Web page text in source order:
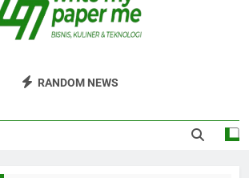
Bisnis, Kuliner, Teknologi
RANDOM NEWS